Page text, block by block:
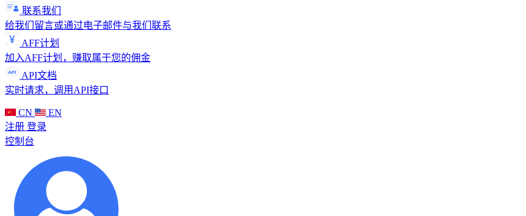
联系我们
给我们留言或通过电子邮件与我们联系
AFF计划
加入AFF计划，赚取属于您的佣金
API文档
实时请求，调用API接口
CN
EN
注册 登录
控制台